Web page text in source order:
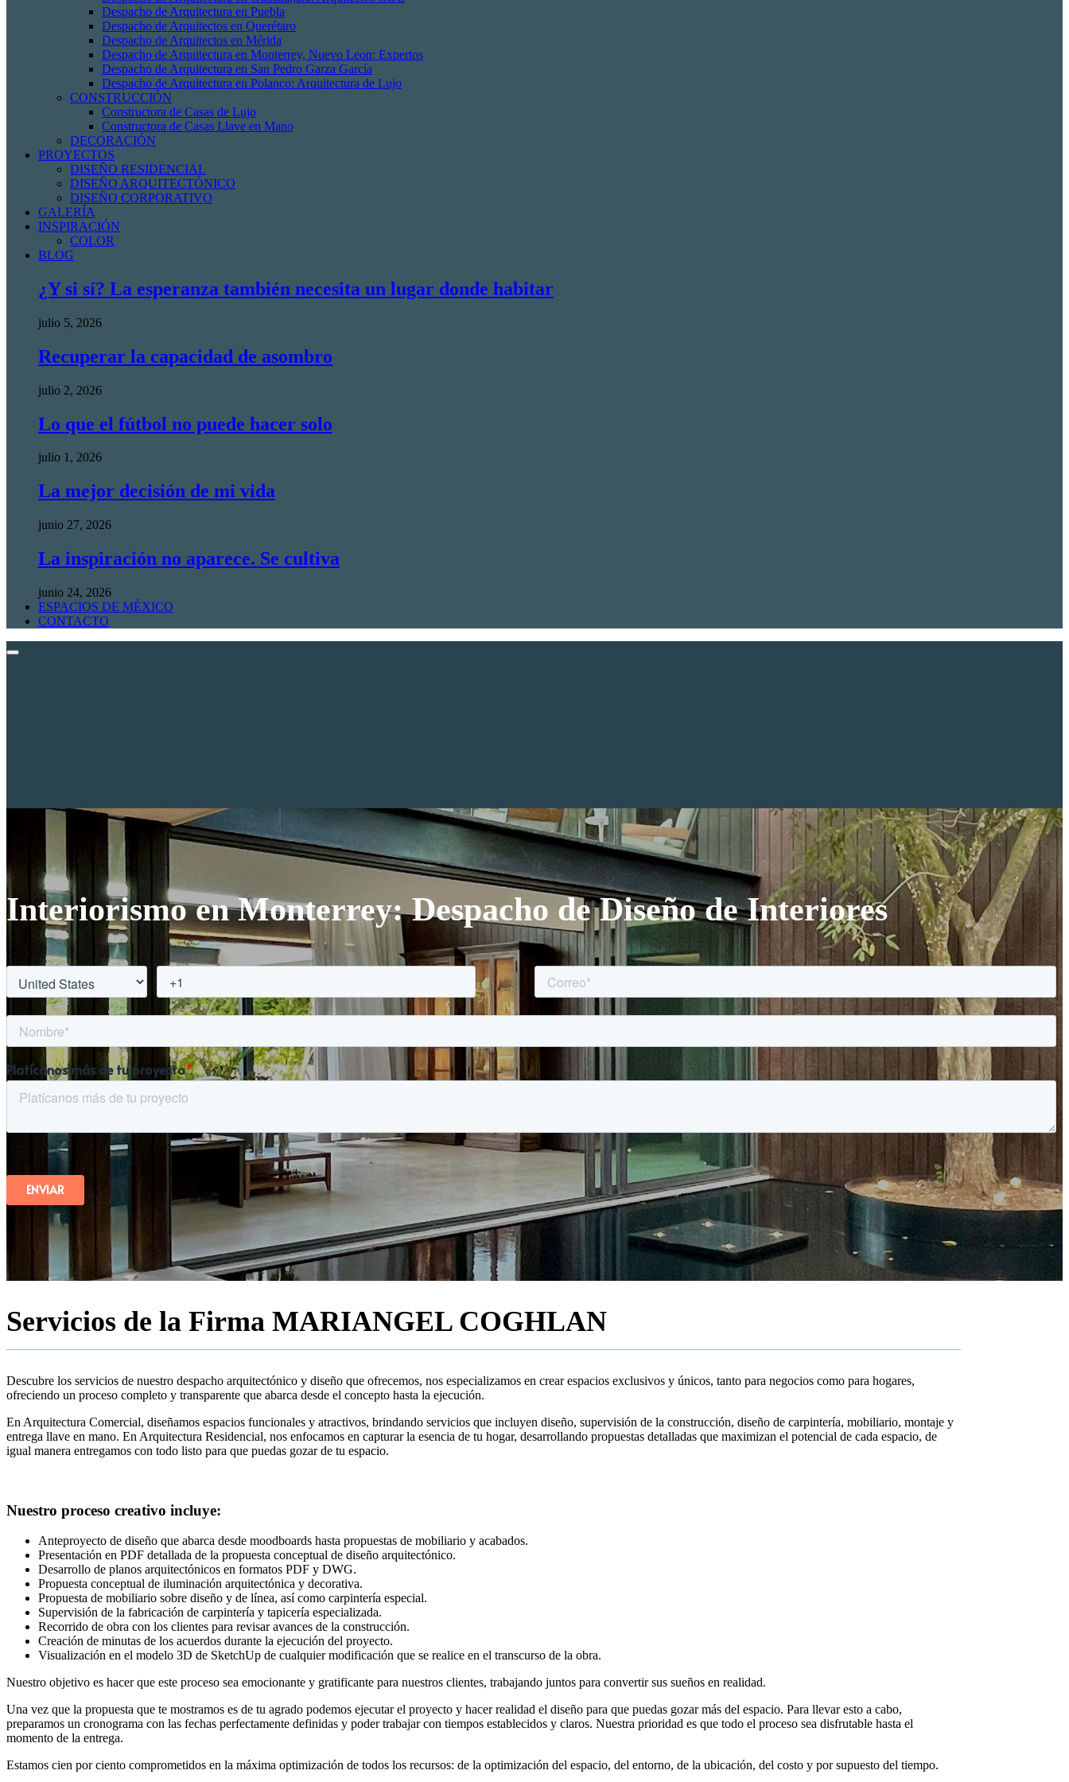
Despacho de Arquitectura en Puebla
Despacho de Arquitectos en Querétaro
Despacho de Arquitectos en Mérida
Despacho de Arquitectura en Monterrey, Nuevo Leon: Expertos
Despacho de Arquitectura en San Pedro Garza García
Despacho de Arquitectura en Polanco: Arquitectura de Lujo
CONSTRUCCIÓN
Constructora de Casas de Lujo
Constructora de Casas Llave en Mano
DECORACIÓN
PROYECTOS
DISEÑO RESIDENCIAL
DISEÑO ARQUITECTÓNICO
DISEÑO CORPORATIVO
GALERÍA
INSPIRACIÓN
COLOR
BLOG
¿Y si sí? La esperanza también necesita un lugar donde habitar
julio 5, 2026
Recuperar la capacidad de asombro
julio 2, 2026
Lo que el fútbol no puede hacer solo
julio 1, 2026
La mejor decisión de mi vida
junio 27, 2026
La inspiración no aparece. Se cultiva
junio 24, 2026
ESPACIOS DE MÉXICO
CONTACTO
Interiorismo en Monterrey: Despacho de Diseño de Interiores
Servicios de la Firma MARIANGEL COGHLAN
Descubre los servicios de nuestro despacho arquitectónico y diseño que ofrecemos, nos especializamos en crear espacios exclusivos y únicos, tanto para negocios como para hogares,
ofreciendo un proceso completo y transparente que abarca desde el concepto hasta la ejecución.
En Arquitectura Comercial, diseñamos espacios funcionales y atractivos, brindando servicios que incluyen diseño, supervisión de la construcción, diseño de carpintería, mobiliario, montaje y
entrega llave en mano. En Arquitectura Residencial, nos enfocamos en capturar la esencia de tu hogar, desarrollando propuestas detalladas que maximizan el potencial de cada espacio, de
igual manera entregamos con todo listo para que puedas gozar de tu espacio.
Nuestro proceso creativo incluye:
Anteproyecto de diseño que abarca desde moodboards hasta propuestas de mobiliario y acabados.
Presentación en PDF detallada de la propuesta conceptual de diseño arquitectónico.
Desarrollo de planos arquitectónicos en formatos PDF y DWG.
Propuesta conceptual de iluminación arquitectónica y decorativa.
Propuesta de mobiliario sobre diseño y de línea, así como carpintería especial.
Supervisión de la fabricación de carpintería y tapicería especializada.
Recorrido de obra con los clientes para revisar avances de la construcción.
Creación de minutas de los acuerdos durante la ejecución del proyecto.
Visualización en el modelo 3D de SketchUp de cualquier modificación que se realice en el transcurso de la obra.
Nuestro objetivo es hacer que este proceso sea emocionante y gratificante para nuestros clientes, trabajando juntos para convertir sus sueños en realidad.
Una vez que la propuesta que te mostramos es de tu agrado podemos ejecutar el proyecto y hacer realidad el diseño para que puedas gozar más del espacio. Para llevar esto a cabo,
preparamos un cronograma con las fechas perfectamente definidas y poder trabajar con tiempos establecidos y claros. Nuestra prioridad es que todo el proceso sea disfrutable hasta el
momento de la entrega.
Estamos cien por ciento comprometidos en la máxima optimización de todos los recursos: de la optimización del espacio, del entorno, de la ubicación, del costo y por supuesto del tiempo.